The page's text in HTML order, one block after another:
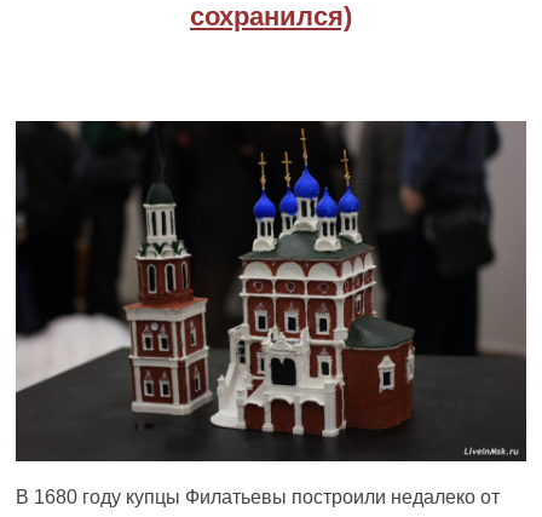
сохранился)
В 1680 году купцы Филатьевы построили недалеко от